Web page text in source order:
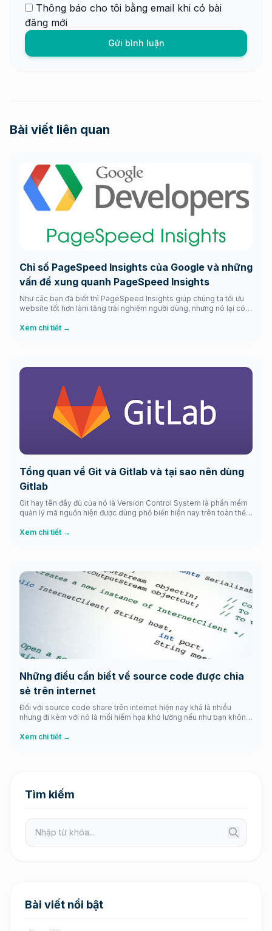
Thông báo cho tôi bằng email khi có bài
đăng mới
Gửi bình luận
Bài viết liên quan
Chỉ số PageSpeed Insights của Google và những
vấn đề xung quanh PageSpeed Insights
Như các bạn đã biết thì PageSpeed Insights giúp chúng ta tối ưu
website tốt hơn làm tăng trải nghiệm người dùng, nhưng nó lại có
website của chúng ta càng ngày càng đơn điệu nếu xử lý các […]
Xem chi tiết →
Tổng quan về Git và Gitlab và tại sao nên dùng
Gitlab
Git hay tên đầy đủ của nó là Version Control System là phần mềm
quản lý mã nguồn hiện được dùng phổ biến hiện nay trên toàn thế
Linux kernel. Git là phần mềm mã nguồn mở được phân phối theo
Xem chi tiết →
Những điều cần biết về source code được chia
sẻ trên internet
Đối với source code share trên internet hiện nay khá là nhiều
nhưng đi kèm với nó là mối hiểm họa khó lường nếu như bạn không
bạn nguyên bộ source đầy đủ các tính năng được viết công phu
Xem chi tiết →
Tìm kiếm
Bài viết nổi bật